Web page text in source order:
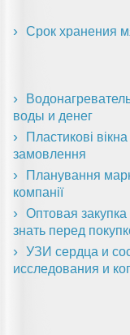
Срок хранения
воды и денег
Пластикові
замовлення
Планування
компанії
Оптовая
знать перед
УЗИ сердца и
исследования и